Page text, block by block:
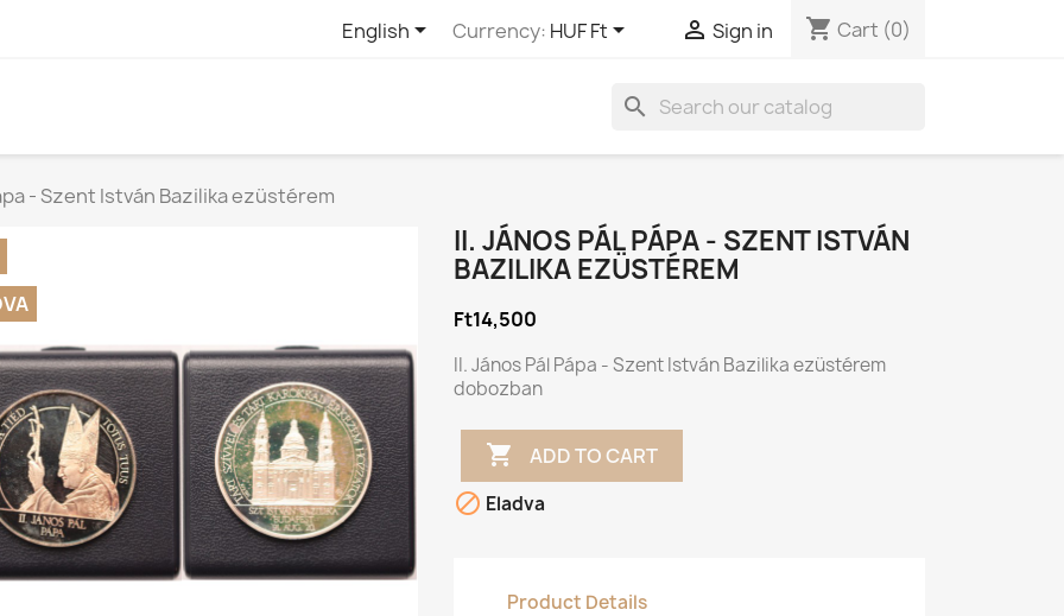
English Currency: HUF Ft  Sign in shopping_cart Cart (0)
search
- Szent István Bazilika ezüstérem
II. JÁNOS PÁL PÁPA - SZENT ISTVÁN
BAZILIKA EZÜSTÉREM
Ft14,500
II. János Pál Pápa - Szent István Bazilika ezüstérem
dobozban
 ADD TO CART
 Eladva
Product Details